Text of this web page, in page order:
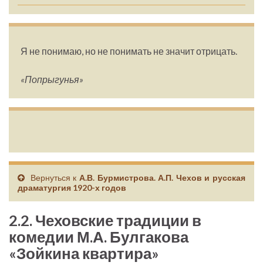
Я не понимаю, но не понимать не значит отрицать.
«Попрыгунья»
Вернуться к А.В. Бурмистрова. А.П. Чехов и русская
драматургия 1920-х годов
2.2. Чеховские традиции в
комедии М.А. Булгакова
«Зойкина квартира»